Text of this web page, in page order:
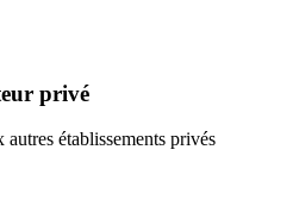
privé
établissements privés